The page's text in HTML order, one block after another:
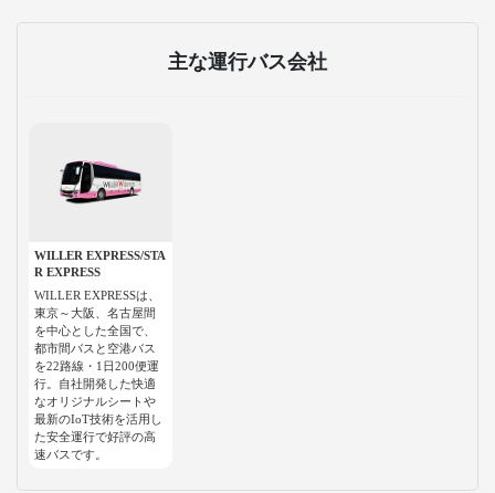
主な運行バス会社
WILLER EXPRESS/STA
R EXPRESS
WILLER EXPRESSは、
東京～大阪、名古屋間
を中心とした全国で、
都市間バスと空港バス
を22路線・1日200便運
行。自社開発した快適
なオリジナルシートや
最新のIoT技術を活用し
た安全運行で好評の高
速バスです。